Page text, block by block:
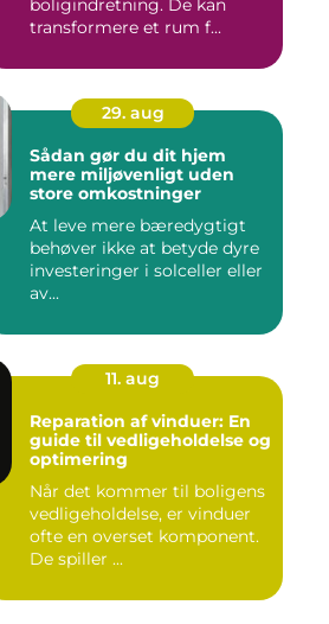
boligindretning. De kan
transformere et rum f...
29. aug
Sådan gør du dit hjem
mere miljøvenligt uden
store omkostninger
At leve mere bæredygtigt
behøver ikke at betyde dyre
investeringer i solceller eller
av...
11. aug
Reparation af vinduer: En
guide til vedligeholdelse og
optimering
Når det kommer til boligens
vedligeholdelse, er vinduer
ofte en overset komponent.
De spiller ...